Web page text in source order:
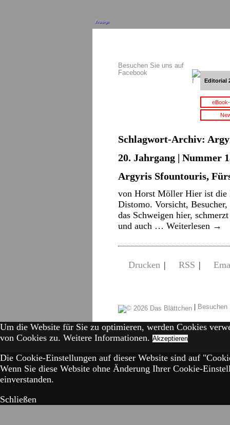
Anzeige
Besuchen Sie uns auf
Facebook
Editorial
Schlagwort-Archiv:
20. Jahrgang | Nummer
Argyris Sfountouris,
von Horst Möller Hier ist die
Distomo. Vorsicht,
das Schweigen hier,
und auch … Weiterlesen →
Drucken | RSS |
|
Um die Website für Sie zu optimieren, werden Cookies
von Cookies zu. Weitere Informationen. Akzeptieren
Die Cookie-Einstellungen auf dieser Website sind auf
Wenn Sie diese Website ohne Änderung Ihrer Cookie-
einverstanden.
Schließen